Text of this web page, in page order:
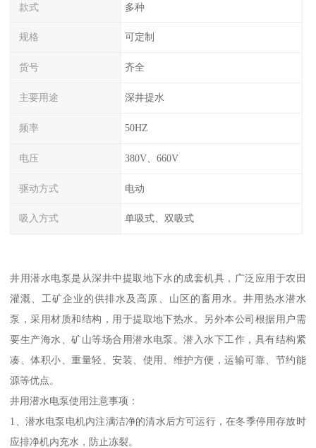
款式 多种
规格 可定制
货号 齐全
主要用途 深井提水
频率 50HZ
电压 380V、660V
驱动方式 电动
吸入方式 单吸式、双吸式
井用潜水电泵是从深井中提取地下水的成套机具，广泛应用于农田
灌溉、工矿企业的供排水及高原、山区的畜用水。井用热水潜水
泵，采用材质和结构，用于提取地下热水。另外本公司根据用户需
要生产海水、矿山等场合用潜水电泵。潜入水下工作，具有结构紧
凑、体积小、重量轻、安装、使用、维护方便，运输可靠、节约能
源等优点。
井用潜水电泵使用注意事项：
1、潜水电泵电机内注满洁净的清水后方可运行，在冬季停用存放时
应排净机内充水，防止冻裂。